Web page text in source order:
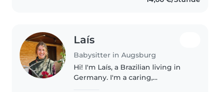
Laís
Babysitter in Augsburg
Hi! I'm Laís, a Brazilian living in
Germany. I'm a caring,